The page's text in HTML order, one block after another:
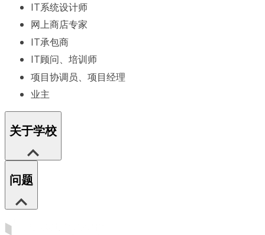
IT系统设计师
网上商店专家
IT承包商
IT顾问、培训师
项目协调员、项目经理
业主
关于学校
问题